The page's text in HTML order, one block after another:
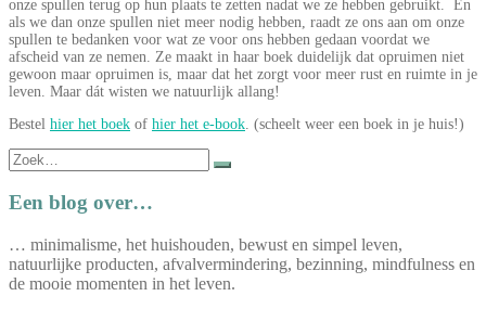
onze spullen terug op hun plaats te zetten nadat we ze hebben gebruikt. En
als we dan onze spullen niet meer nodig hebben, raadt ze ons aan om onze
spullen te bedanken voor wat ze voor ons hebben gedaan voordat we
afscheid van ze nemen. Ze maakt in haar boek duidelijk dat opruimen niet
gewoon maar opruimen is, maar dat het zorgt voor meer rust en ruimte in je
leven. Maar dát wisten we natuurlijk allang!
Bestel hier het boek of hier het e-book . (scheelt weer een boek in je huis!)
Zoek
naar:
Een blog over…
… minimalisme, het huishouden, bewust en simpel leven,
natuurlijke producten, afvalvermindering, bezinning, mindfulness en
de mooie momenten in het leven.